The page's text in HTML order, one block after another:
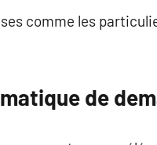
comme les
de